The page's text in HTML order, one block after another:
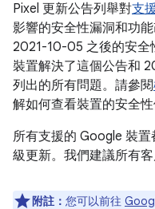
Pixel 更新公告列舉對支
影響的安全性漏洞和功
2021-10-05 之後的安全
裝置解決了這個公告和
列出的所有問題。請參閱
解如何查看裝置的安全性
所有支援的 Google 裝
級更新。我們建議所有客
附註： 您可以前往